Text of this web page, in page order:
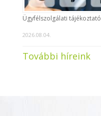
Ügyfélszolgálati tájékoztató
2026.08.04.
További híreink